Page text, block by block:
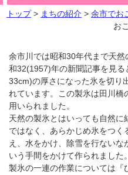
トップ> まちの紹介 > 余市でお
お
余市川では昭和30年代まで天
和32(1957)年の新聞記事を見
33cm)の厚さになった氷を切り
れています。この製氷は田川橋
用いられました。
天然の製氷とはいっても自然
ではなく、あらかじめ氷をつ
え、水をかけ、除雪を行ないな
いう手間をかけて作られました。
製氷の一連の作業については『